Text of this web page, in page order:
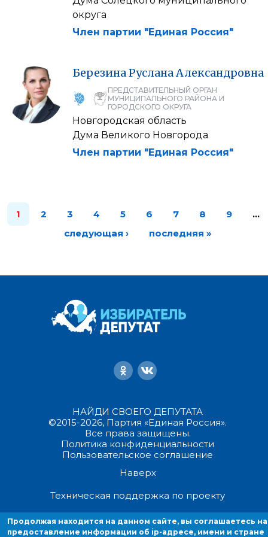
округа
Член партии "Единая Россия"
БерезинаРусланаАлександровна
ПРЕДСТАВИТЕЛЬНЫЙ ОРГАН
МУНИЦИПАЛЬНОГО РАЙОНА И
ГОРОДСКОГО ОКРУГА
Новгородская область
Дума Великого Новгорода
Член партии "Единая Россия"
1 2 3 4 5 6 7 8 9
…
следующая ›
последняя »
НАЙДИ СВОЕГО ДЕПУТАТА
©2015-2026, Партия «Единая Россия».
Все права защищены.
Политика конфиденциальности
Пользовательское соглашение
Наверх
Техническая поддержка по проекту
Продолжая находиться на данном сайте, вы соглашаетесь на
предоставление информации об ip-адресе, имени и стране домена
Продолжая находится на данном сайте, вы соглашаетесь на
предоставление информации об ip-адресе, имени и стране